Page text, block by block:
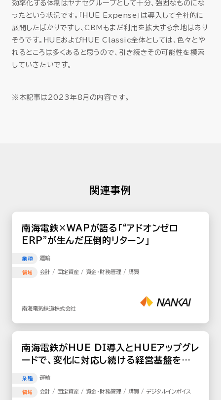
効率化する体制はヤナセグループとして十分、強固なものにな
ったという状況です。「HUE Expense」は導入して全社的に
展開したばかりですし、CBMもまだ利用を拡大する余地はあり
そうです。HUEおよびHUE Classic全体としては、色々とや
れるところは多くあると思うので、引き続きその可能性を模索
していきたいです。
※本記事は2023年8月の内容です。
関連事例
南海電鉄×WAPが語る「“アドオンゼロ
ERP”が生んだ圧倒的リターン」
業種 運輸
領域 会計 / 固定資産 / 資金・財務管理 / 購買
南海電気鉄道株式会社
南海電鉄がHUE DI導入とHUEアップグレ
ードで、変化に対応し続ける経営基盤を構
業種 運輸
領域 会計 / 固定資産 / 資金・財務管理 / 購買 / デジタルインボイス